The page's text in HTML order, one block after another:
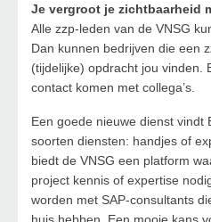
Je vergroot je zichtbaarheid
Alle zzp-leden van de VNSG
Dan kunnen bedrijven die een
(tijdelijke) opdracht jou vinden.
contact komen met collega’s.
Een goede nieuwe dienst vindt
soorten diensten: handjes of
biedt de VNSG een platform
project kennis of expertise
worden met SAP-consultants